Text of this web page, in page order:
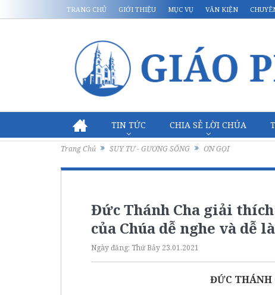
TRANG CHỦ GIỚI THIỆU MỤC VỤ VĂN KIỆN
TIN TỨC CHIA SẺ LỜI CHÚA
Trang Chủ SUY TƯ - GƯƠNG SỐNG ƠN GỌI
Đức Thánh Cha giải
của Chúa dễ nghe và dễ
Ngày đăng: Thứ Bảy 23.01.2021
ĐỨC THÁNH